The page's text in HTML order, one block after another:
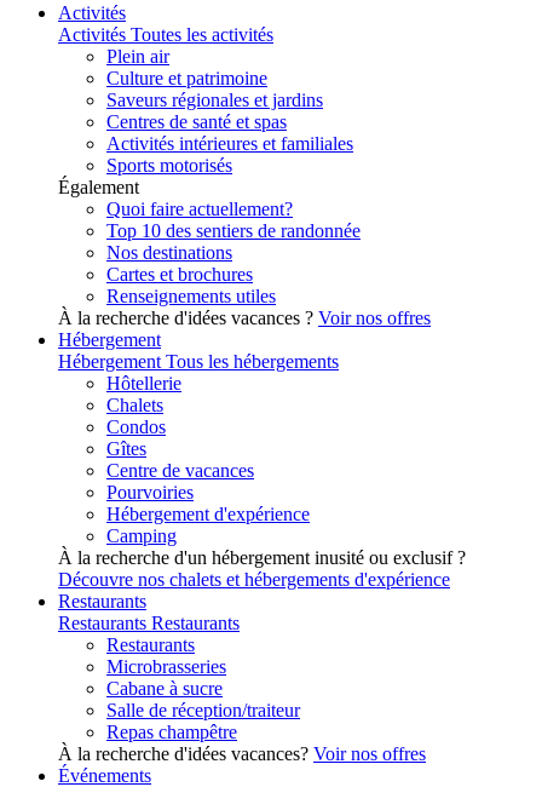
Activités
Activités Toutes les activités
Plein air
Culture et patrimoine
Saveurs régionales et jardins
Centres de santé et spas
Activités intérieures et familiales
Sports motorisés
Également
Quoi faire actuellement?
Top 10 des sentiers de randonnée
Nos destinations
Cartes et brochures
Renseignements utiles
À la recherche d'idées vacances ? Voir nos offres
Hébergement
Hébergement Tous les hébergements
Hôtellerie
Chalets
Condos
Gîtes
Centre de vacances
Pourvoiries
Hébergement d'expérience
Camping
À la recherche d'un hébergement inusité ou exclusif ?
Découvre nos chalets et hébergements d'expérience
Restaurants
Restaurants Restaurants
Restaurants
Microbrasseries
Cabane à sucre
Salle de réception/traiteur
Repas champêtre
À la recherche d'idées vacances? Voir nos offres
Événements